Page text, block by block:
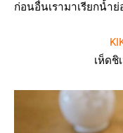
ก่อนอื่นเรามาเรียกน้ำ
เห็ดชิ